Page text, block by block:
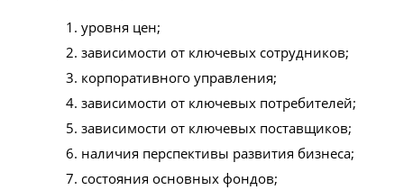
уровня цен;
зависимости от ключевых сотрудников;
корпоративного управления;
зависимости от ключевых потребителей;
зависимости от ключевых поставщиков;
наличия перспективы развития бизнеса;
состояния основных фондов;